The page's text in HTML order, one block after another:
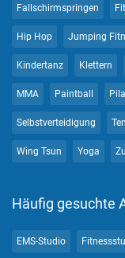
Fallschirmspringen
Hip Hop Jumping
Kindertanz Klettern
MMA Paintball
Selbstverteidigung
Wing Tsun Yoga
Häufig gesuchte
EMS-Studio